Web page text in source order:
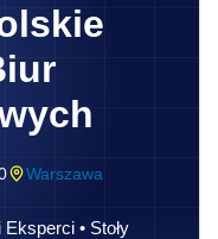
Warszawa
• Stoły